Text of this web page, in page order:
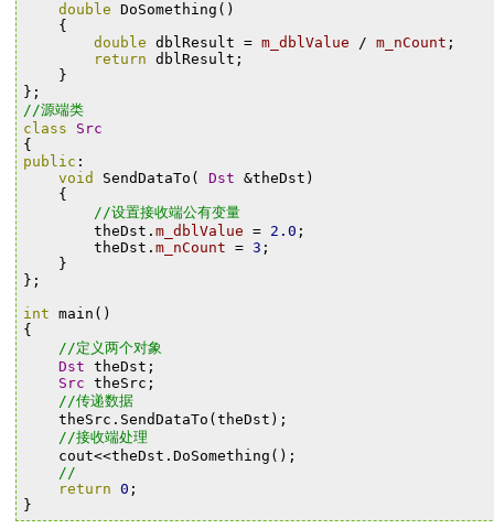
double DoSomething ()
{
double dblResult = m_dblValue / m_nCount ;
return dblResult ;
}
};
//源端类
class
Src
{
public :
void
SendDataTo ( Dst &theDst )
{
//设置接收端公有变量
theDst . m_dblValue = 2.0 ;
theDst . m_nCount = 3 ;
}
};
int main ()
{
//定义两个对象
Dst theDst ;
Src theSrc ;
//传递数据
theSrc . SendDataTo ( theDst );
//接收端处理
cout<<theDst . DoSomething ();
//
return 0 ;
}